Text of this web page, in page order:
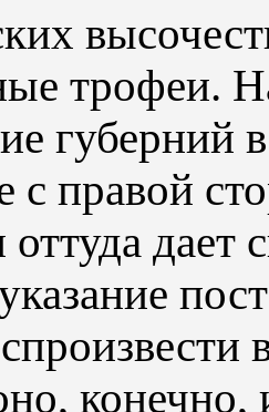
трофеи.
губерний
с правой
дает
конечно,